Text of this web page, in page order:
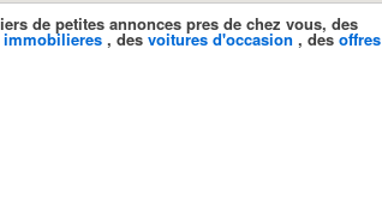
de petites annonces pres de chez vous, des
immobilieres , des voitures d'occasion , des offres